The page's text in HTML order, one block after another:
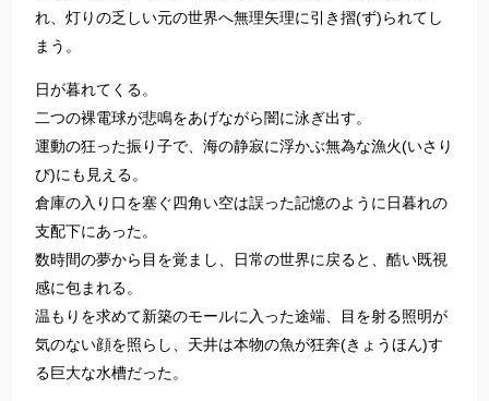
れ、灯りの乏しい元の世界へ無理矢理に引き摺(ず)られてし
まう。
日が暮れてくる。
二つの裸電球が悲鳴をあげながら闇に泳ぎ出す。
運動の狂った振り子で、海の静寂に浮かぶ無為な漁火(いさり
び)にも見える。
倉庫の入り口を塞ぐ四角い空は誤った記憶のように日暮れの
支配下にあった。
数時間の夢から目を覚まし、日常の世界に戻ると、酷い既視
感に包まれる。
温もりを求めて新築のモールに入った途端、目を射る照明が
気のない顔を照らし、天井は本物の魚が狂奔(きょうほん)す
る巨大な水槽だった。